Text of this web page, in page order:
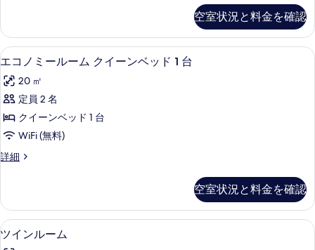
件
す
べ
て
の
写
真
を
表
る
ル
ー
ム
詳
細
空室状況と料金を確認
エ
コ
ノ
ミ
ー
ー
ク
イ
ー
エコノミールーム クイーンベッド 1
7
エコノミールーム クイーンベッド 1 台
20 ㎡
定員 2 名
クイーンベッド 1 台
WiFi (無料)
詳細
エ
ー
ル
ー
空室状況と料金を確認
ツ
イ
5
ツインルーム